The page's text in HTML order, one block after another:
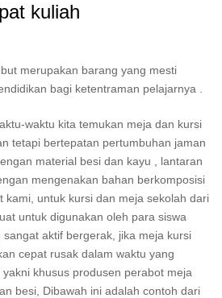
kuliah
merupakan barang yang mesti
bagi ketentraman pelajarnya .
waktu kita temukan meja dan kursi
tetapi bertepatan pertumbuhan jaman
material besi dan kayu , lantaran
mengenakan bahan berkomposisi
kami, untuk kursi dan meja sekolah dari
untuk digunakan oleh para siswa
aktif bergerak, jika meja kursi
cepat rusak dalam waktu yang
khusus produsen perabot meja
besi, Dibawah ini adalah contoh dari